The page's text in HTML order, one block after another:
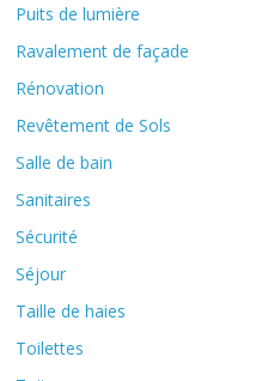
Puits de lumière
Ravalement de façade
Rénovation
Revêtement de Sols
Salle de bain
Sanitaires
Sécurité
Séjour
Taille de haies
Toilettes